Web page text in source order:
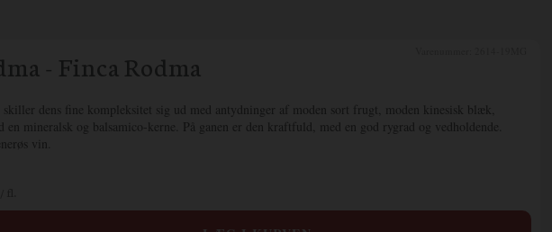
- Finca Rodma
skiller dens fine kompleksitet sig ud med antydninger af moden sort frugt, moden kinesisk blæk,
mineralsk og balsamico-kerne. På ganen er den kraftfuld, med en god rygrad og vedholdende.
vin.